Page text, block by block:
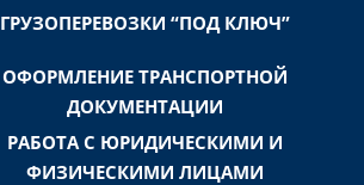
ГРУЗОПЕРЕВОЗКИ “ПОД КЛЮЧ”
ОФОРМЛЕНИЕ ТРАНСПОРТНОЙ
ДОКУМЕНТАЦИИ
РАБОТА С ЮРИДИЧЕСКИМИ И
ФИЗИЧЕСКИМИ ЛИЦАМИ